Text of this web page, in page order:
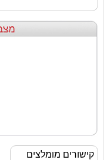
קישורים מומלצים